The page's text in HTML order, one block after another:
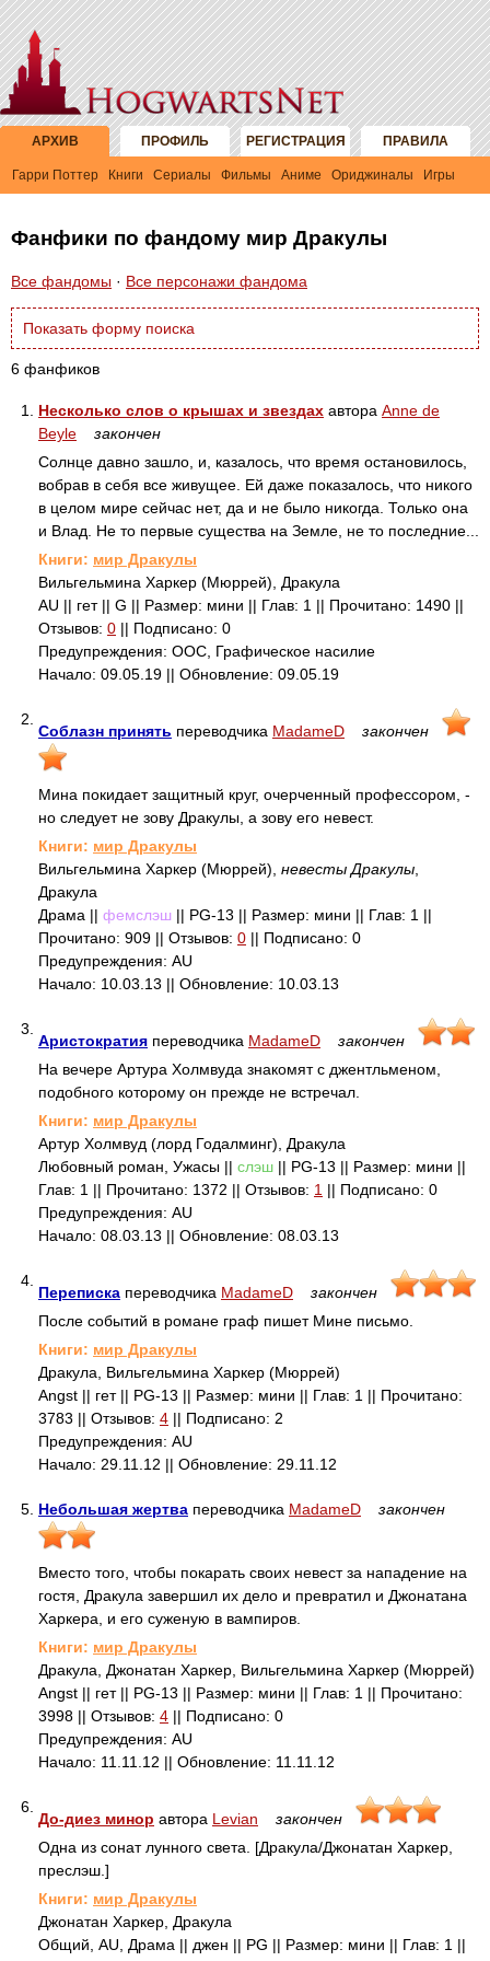
АРХИВ ПРОФИЛЬ РЕГИСТРАЦИЯ ПРАВИЛА
Гарри Поттер Книги Сериалы Фильмы Аниме Ориджиналы Игры
Фанфики по фандому мир Дракулы
Все фандомы · Все персонажи фандома
6 фанфиков
1. Несколько слов о крышах и звездах автора Anne de
Beyle
закончен
Солнце давно зашло, и, казалось, что время остановилось,
вобрав в себя все живущее. Ей даже показалось, что никого
в целом мире сейчас нет, да и не было никогда. Только она
и Влад. Не то первые существа на Земле, не то последние...
Книги: мир Дракулы
Вильгельмина Харкер (Мюррей), Дракула
AU || гет || G || Размер: мини || Глав: 1 || Прочитано: 1490 ||
Отзывов: 0 || Подписано: 0
Предупреждения: ООС, Графическое насилие
Начало: 09.05.19 || Обновление: 09.05.19
2.
Соблазн принять переводчика MadameD закончен
Мина покидает защитный круг, очерченный профессором, -
но следует не зову Дракулы, а зову его невест.
Книги: мир Дракулы
Вильгельмина Харкер (Мюррей), невесты Дракулы
Дракула
Драма || фемслэш || PG-13 || Размер: мини || Глав: 1 ||
Прочитано: 909 || Отзывов: 0 || Подписано: 0
Предупреждения: AU
Начало: 10.03.13 || Обновление: 10.03.13
3.
Аристократия переводчика MadameD
закончен
На вечере Артура Холмвуда знакомят с джентльменом,
подобного которому он прежде не встречал.
Книги: мир Дракулы
Артур Холмвуд (лорд Годалминг), Дракула
Любовный роман, Ужасы || слэш || PG-13 || Размер: мини ||
Глав: 1 || Прочитано: 1372 || Отзывов: 1 || Подписано: 0
Предупреждения: AU
Начало: 08.03.13 || Обновление: 08.03.13
4.
Переписка переводчика MadameD
закончен
После событий в романе граф пишет Мине письмо.
Книги: мир Дракулы
Дракула, Вильгельмина Харкер (Мюррей)
Angst || гет || PG-13 || Размер: мини || Глав: 1 || Прочитано:
3783 || Отзывов: 4 || Подписано: 2
Предупреждения: AU
Начало: 29.11.12 || Обновление: 29.11.12
5. Небольшая жертва переводчика MadameD закончен
Вместо того, чтобы покарать своих невест за нападение на
гостя, Дракула завершил их дело и превратил и Джонатана
Харкера, и его суженую в вампиров.
Книги: мир Дракулы
Дракула, Джонатан Харкер, Вильгельмина Харкер (Мюррей)
Angst || гет || PG-13 || Размер: мини || Глав: 1 || Прочитано:
3998 || Отзывов: 4 || Подписано: 0
Предупреждения: AU
Начало: 11.11.12 || Обновление: 11.11.12
6.
До-диез минор автора Levian
закончен
Одна из сонат лунного света. [Дракула/Джонатан Харкер,
преслэш.]
Книги: мир Дракулы
Джонатан Харкер, Дракула
Общий, AU, Драма || джен || PG || Размер: мини || Глав: 1 ||
Показать форму поиска